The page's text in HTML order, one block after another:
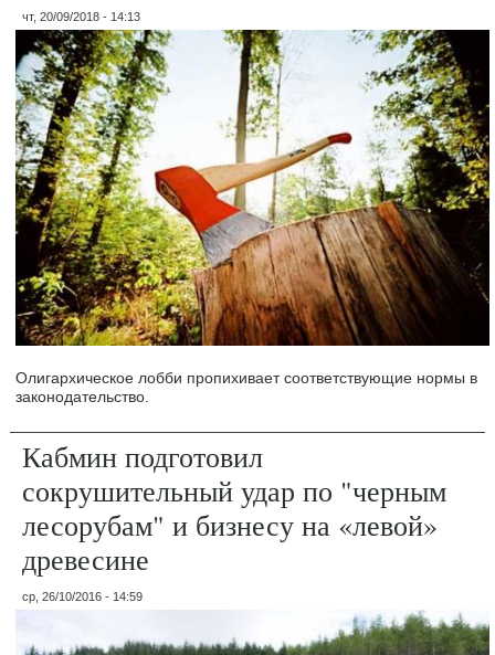
чт, 20/09/2018 - 14:13
Олигархическое лобби пропихивает соответствующие нормы в
законодательство.
Кабмин подготовил
сокрушительный удар по "черным
лесорубам" и бизнесу на «левой»
древесине
ср, 26/10/2016 - 14:59